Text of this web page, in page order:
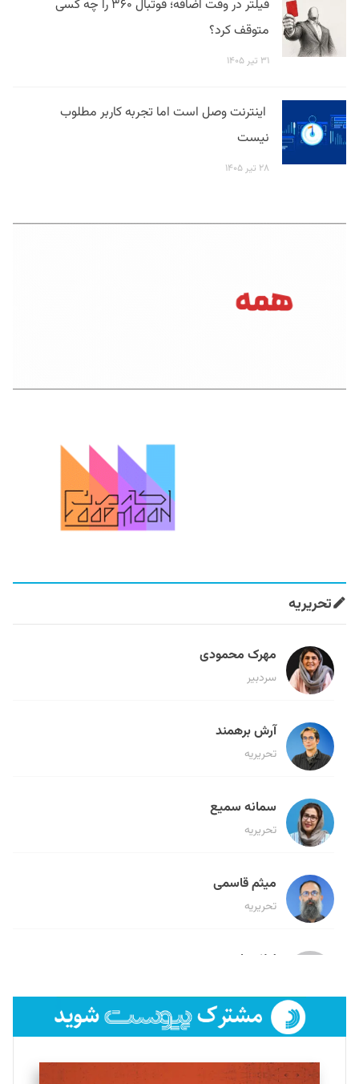
فیلتر در وقت اضافه؛ فوتبال ۳۶۰ را چه کسی
متوقف کرد؟
۳۱ تیر ۱۴۰۵
اینترنت وصل است اما تجربه کاربر مطلوب
نیست
۲۸ تیر ۱۴۰۵
تحریریه
مهرک محمودی
سردبیر
آرش برهمند
تحریریه
سمانه سمیع
تحریریه
میثم قاسمی
تحریریه
لیلا حنارود
فائزه فتحی رستمی
تحریریه